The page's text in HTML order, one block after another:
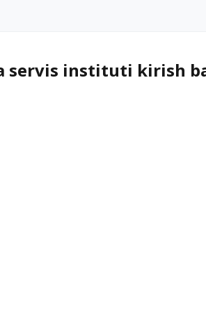
servis instituti kirish